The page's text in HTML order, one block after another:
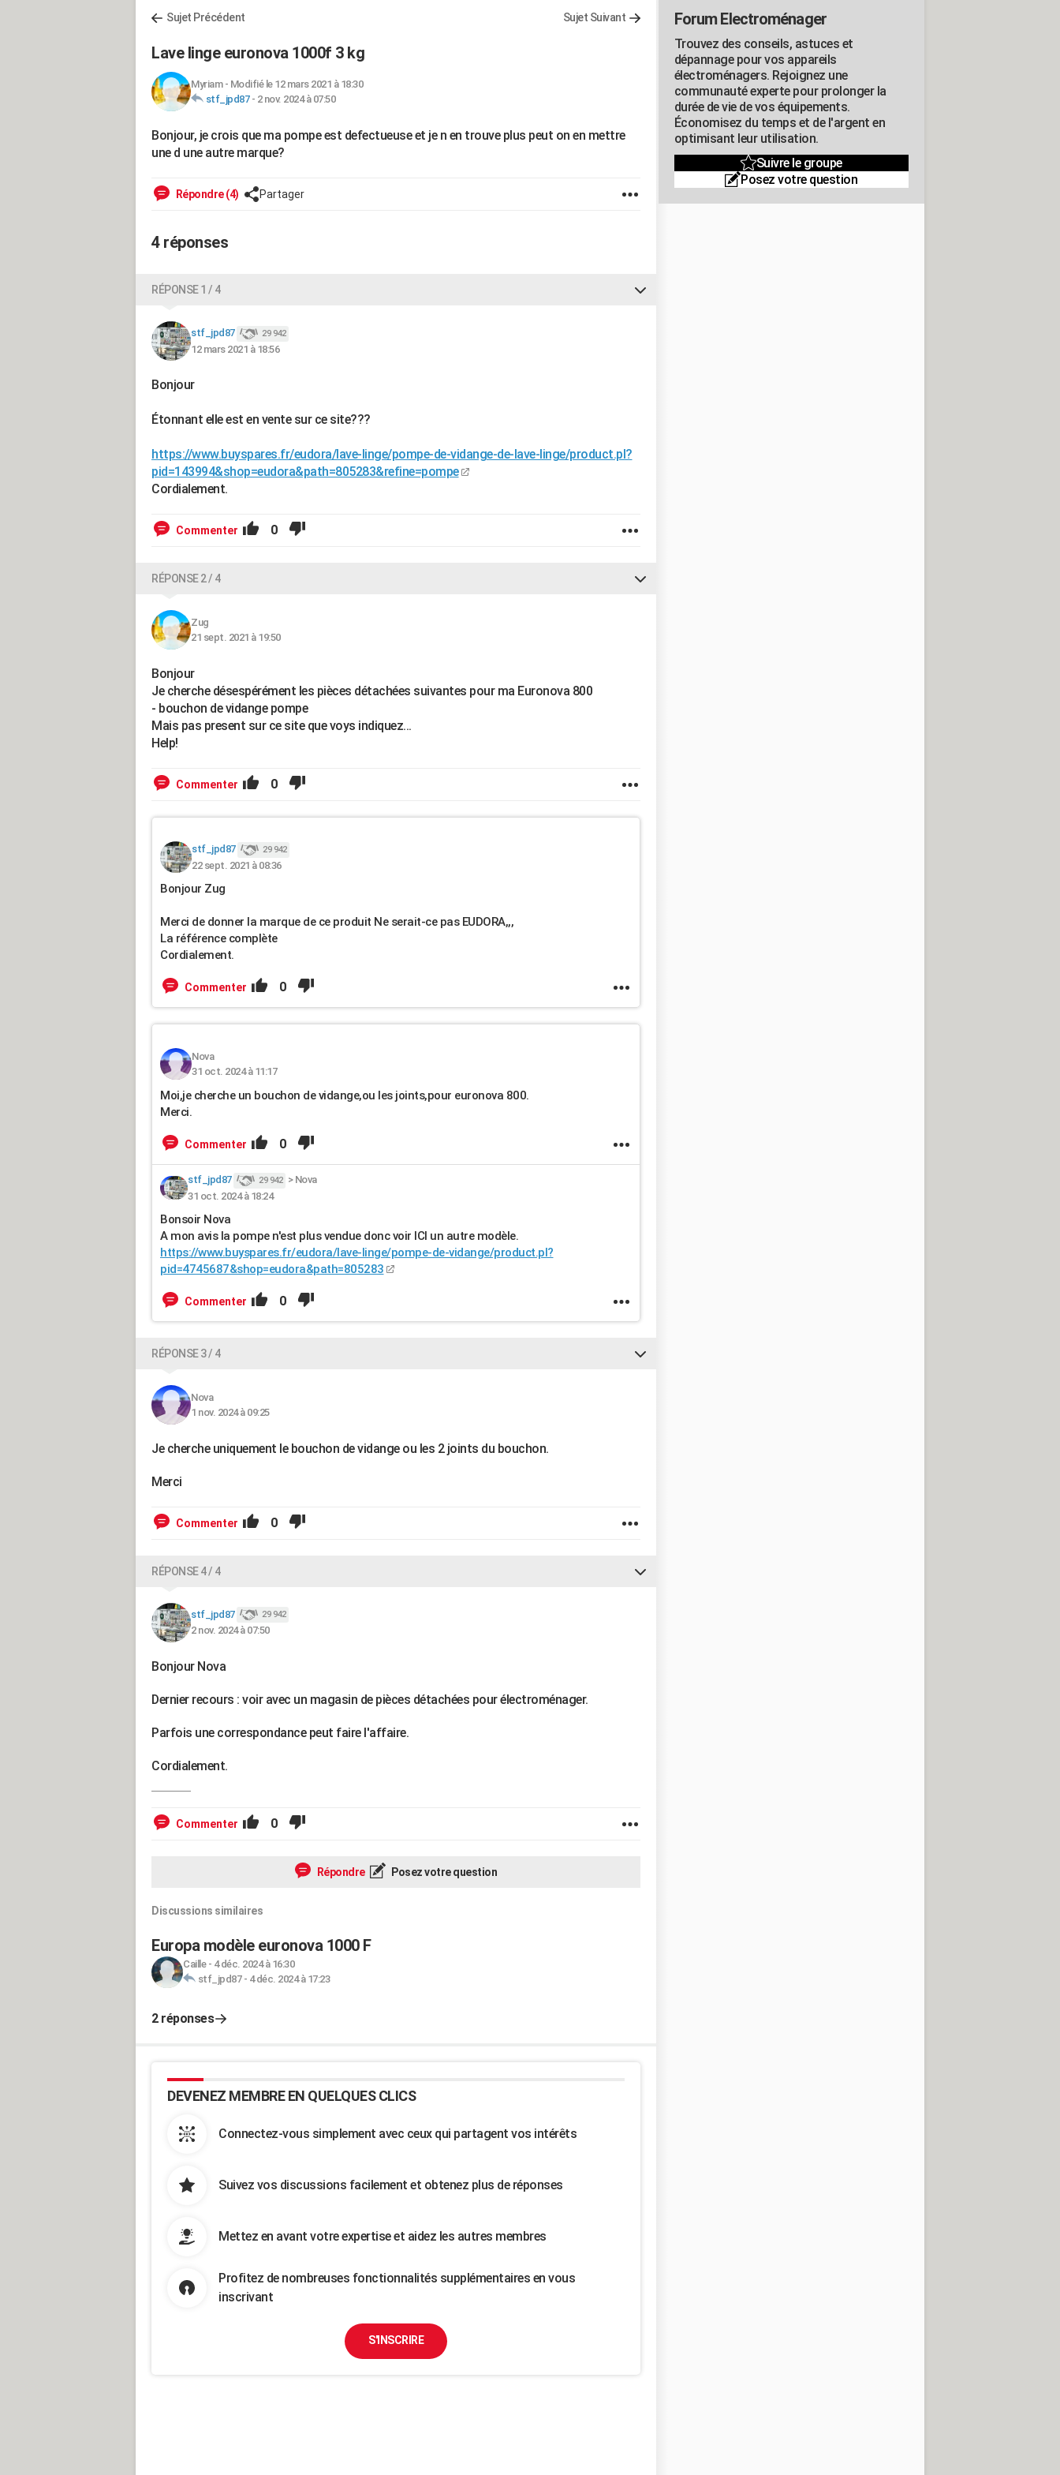
Sujet Précédent Sujet Suivant
Lave linge euronova 1000f 3 kg
Myriam- Modifié le 12 mars 2021 à 18:30
stf_jpd87- 2 nov. 2024 à 07:50
Bonjour, je crois que ma pompe est defectueuse et je n en trouve plus peut on en mettre
une d une autre marque?
Répondre (4) Partager
4 réponses
RÉPONSE 1 / 4
stf_jpd87 29 942
12 mars 2021 à 18:56
Bonjour
Étonnant elle est en vente sur ce site???
https://www.buyspares.fr/eudora/lave-linge/pompe-de-vidange-de-lave-linge/product.pl?
pid=143994&shop=eudora&path=805283&refine=pompe
Cordialement.
Commenter 0
RÉPONSE 2 / 4
Zug
21 sept. 2021 à 19:50
Bonjour
Je cherche désespérément les pièces détachées suivantes pour ma Euronova 800
- bouchon de vidange pompe
Mais pas present sur ce site que voys indiquez...
Help!
Commenter 0
stf_jpd87 29 942
22 sept. 2021 à 08:36
Bonjour Zug
Merci de donner la marque de ce produit Ne serait-ce pas EUDORA,,,
La référence complète
Cordialement.
Commenter 0
Nova
31 oct. 2024 à 11:17
Moi,je cherche un bouchon de vidange,ou les joints,pour euronova 800.
Merci.
Commenter 0
stf_jpd87 29 942 > Nova
31 oct. 2024 à 18:24
Bonsoir Nova
A mon avis la pompe n'est plus vendue donc voir ICI un autre modèle.
https://www.buyspares.fr/eudora/lave-linge/pompe-de-vidange/product.pl?
pid=4745687&shop=eudora&path=805283
Commenter 0
RÉPONSE 3 / 4
Nova
1 nov. 2024 à 09:25
Je cherche uniquement le bouchon de vidange ou les 2 joints du bouchon.
Merci
Commenter 0
RÉPONSE 4 / 4
stf_jpd87 29 942
2 nov. 2024 à 07:50
Bonjour Nova
Dernier recours : voir avec un magasin de pièces détachées pour électroménager.
Parfois une correspondance peut faire l'affaire.
Cordialement.
Commenter 0
Répondre Posez votre question
Discussions similaires
Europa modèle euronova 1000 F
Caille- 4 déc. 2024 à 16:30
stf_jpd87- 4 déc. 2024 à 17:23
2 réponses
DEVENEZ MEMBRE EN QUELQUES CLICS
Connectez-vous simplement avec ceux qui partagent vos intérêts
Suivez vos discussions facilement et obtenez plus de réponses
Mettez en avant votre expertise et aidez les autres membres
Profitez de nombreuses fonctionnalités supplémentaires en vous
inscrivant
S'INSCRIRE
Forum Electroménager
Trouvez des conseils, astuces et
dépannage pour vos appareils
électroménagers. Rejoignez une
communauté experte pour prolonger la
durée de vie de vos équipements.
Économisez du temps et de l'argent en
optimisant leur utilisation.
Suivre le groupe
Posez votre question